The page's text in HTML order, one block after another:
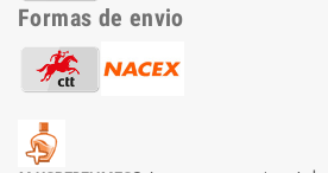
Formas de envio